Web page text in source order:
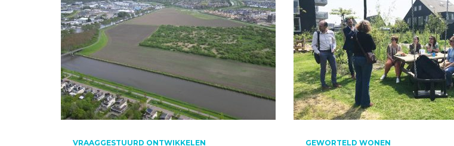
VRAAGGESTUURD ONTWIKKELEN GEWORTELD WONEN